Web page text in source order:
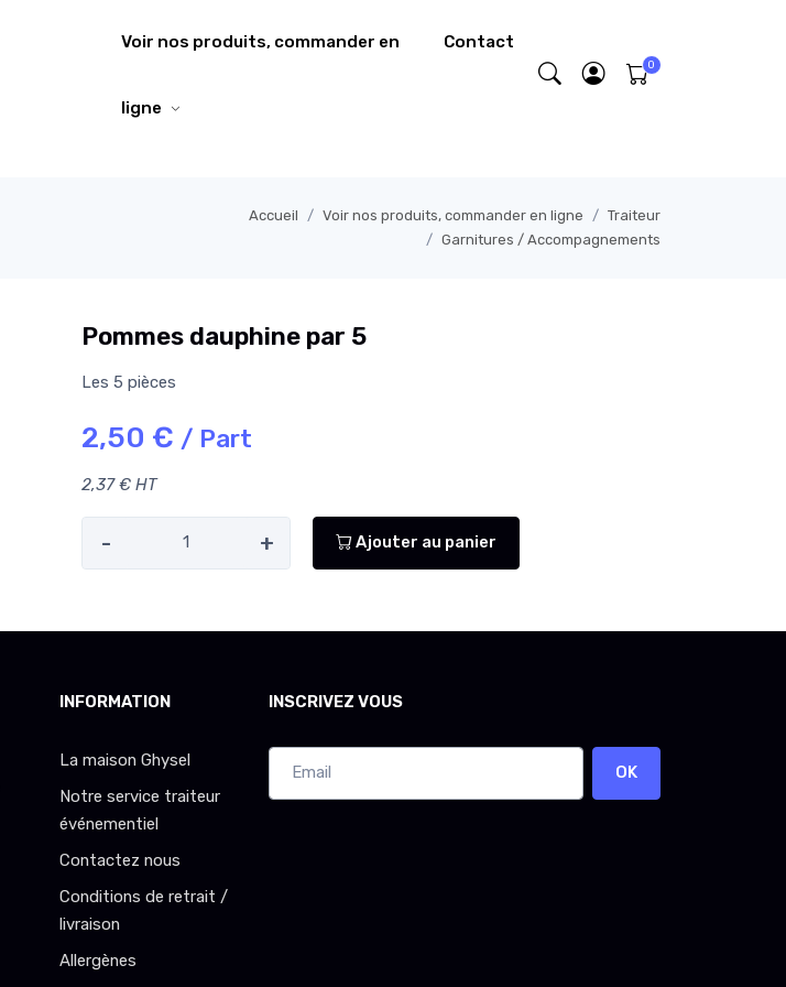
Voir nos produits, commander en
ligne
Contact
Accueil Voir nos produits, commander en ligne
Traiteur
Garnitures / Accompagnements
Pommes dauphine par 5
Les 5 pièces
2,50 € / Part
2,37 € HT
- + Ajouter au panier
INFORMATION
La maison Ghysel
Notre service traiteur
événementiel
Contactez nous
Conditions de retrait /
livraison
Allergènes
INSCRIVEZ VOUS
OK